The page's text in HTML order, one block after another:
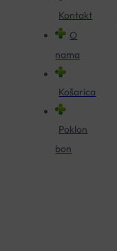
Kontakt
O
nama
Košarica
Poklon
bon